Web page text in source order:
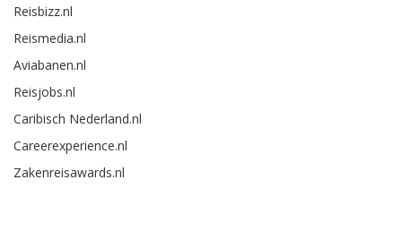
Reisbizz.nl
Reismedia.nl
Aviabanen.nl
Reisjobs.nl
Caribisch Nederland.nl
Careerexperience.nl
Zakenreisawards.nl